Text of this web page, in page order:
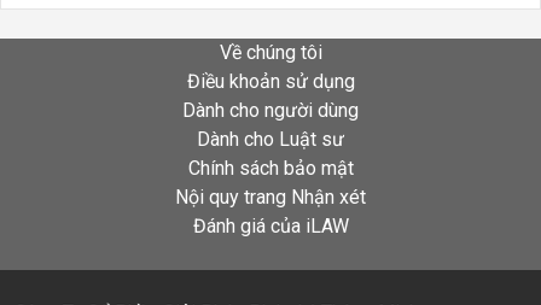
Về chúng tôi
Điều khoản sử dụng
Dành cho người dùng
Dành cho Luật sư
Chính sách bảo mật
Nội quy trang Nhận xét
Đánh giá của iLAW